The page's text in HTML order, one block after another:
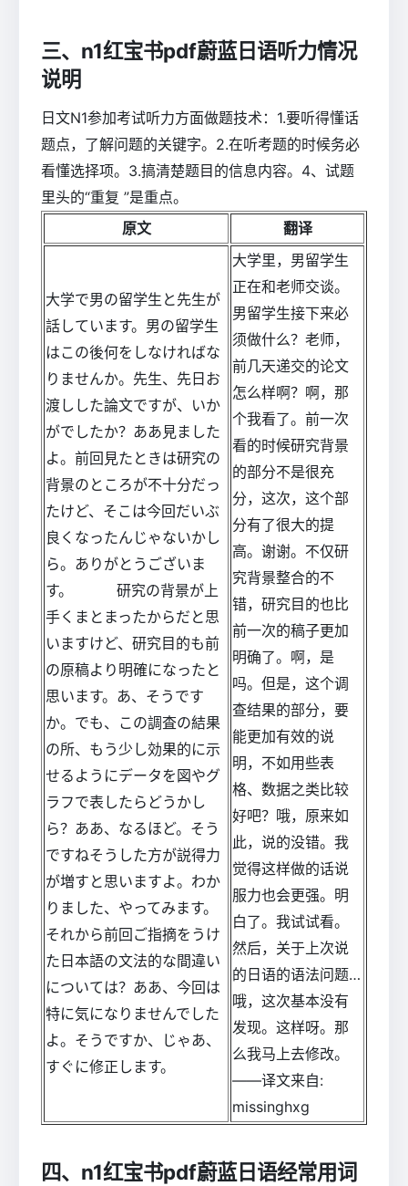
三、n1红宝书pdf蔚蓝日语听力情况
说明
日文N1参加考试听力方面做题技术：1.要听得懂话
题点，了解问题的关键字。2.在听考题的时候务必
看懂选择项。3.搞清楚题目的信息内容。4、试题
里头的“重复 ”是重点。
原文
翻译
大学で男の留学生と先生が
話しています。男の留学生
はこの後何をしなければな
りませんか。先生、先日お
渡しした論文ですが、いか
がでしたか？ああ見ました
よ。前回見たときは研究の
背景のところが不十分だっ
たけど、そこは今回だいぶ
良くなったんじゃないかし
ら。ありがとうございま
す。 研究の背景が上
手くまとまったからだと思
いますけど、研究目的も前
の原稿より明確になったと
思います。あ、そうです
か。でも、この調査の結果
の所、もう少し効果的に示
せるようにデータを図やグ
ラフで表したらどうかし
ら？ああ、なるほど。そう
ですねそうした方が説得力
が増すと思いますよ。わか
りました、やってみます。
それから前回ご指摘をうけ
た日本語の文法的な間違い
については？ああ、今回は
特に気になりませんでした
よ。そうですか、じゃあ、
すぐに修正します。
大学里，男留学生
正在和老师交谈。
男留学生接下来必
须做什么？老师，
前几天递交的论文
怎么样啊？啊，那
个我看了。前一次
看的时候研究背景
的部分不是很充
分，这次，这个部
分有了很大的提
高。谢谢。不仅研
究背景整合的不
错，研究目的也比
前一次的稿子更加
明确了。啊，是
吗。但是，这个调
查结果的部分，要
能更加有效的说
明，不如用些表
格、数据之类比较
好吧？哦，原来如
此，说的没错。我
觉得这样做的话说
服力也会更强。明
白了。我试试看。
然后，关于上次说
的日语的语法问题…
哦，这次基本没有
发现。这样呀。那
么我马上去修改。
——译文来自:
missinghxg
四、n1红宝书pdf蔚蓝日语经常用词